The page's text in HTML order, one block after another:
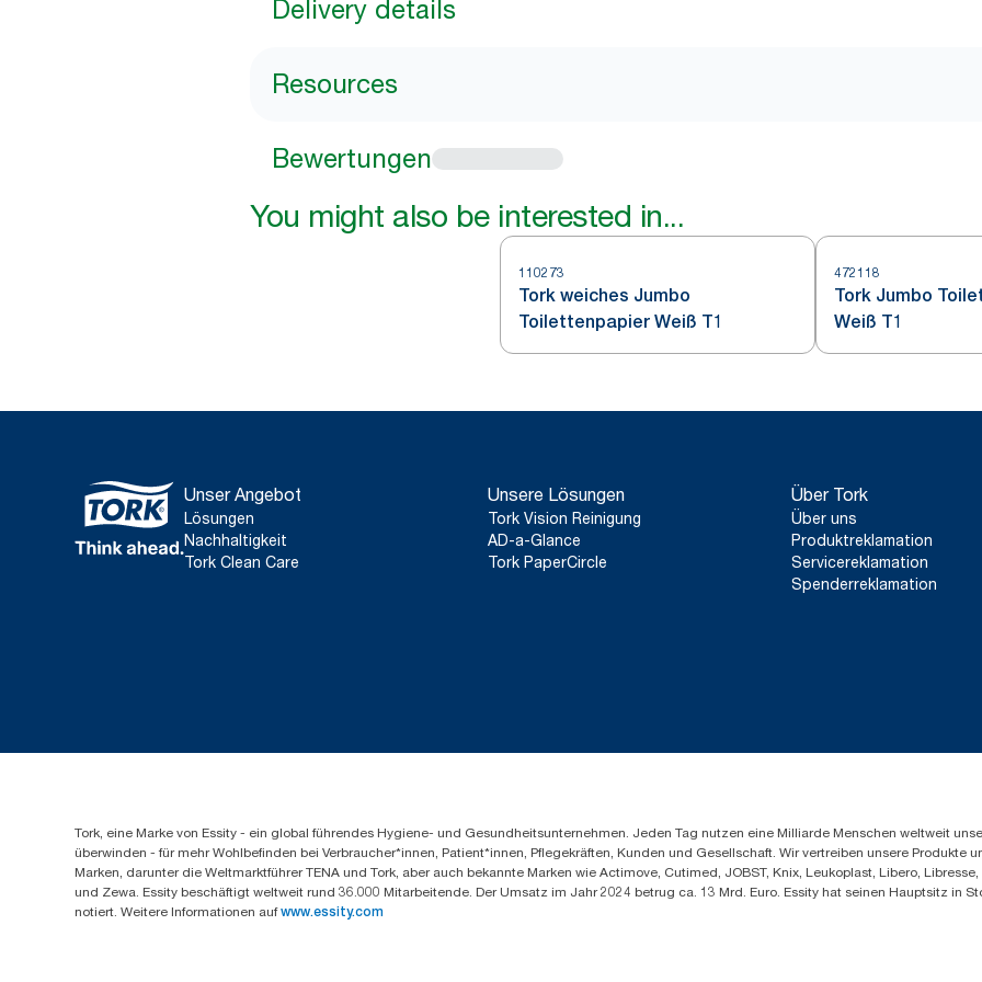
Delivery details
Resources
Bewertungen
You might also be interested in...
110273
Tork weiches Jumbo
Toilettenpapier Weiß T1
472118
Tork Jumbo
Weiß T1
Unser Angebot
Lösungen
Nachhaltigkeit
Tork Clean Care
Unsere Lösungen
Tork Vision Reinigung
AD-a-Glance
Tork PaperCircle
Über Tork
Über uns
Produktreklamation
Servicereklamation
Spenderreklamation
Tork, eine Marke von Essity - ein global führendes Hygiene- und Gesundheitsunternehmen. Jeden Tag nutzen eine Milliarde Menschen weltweit
überwinden - für mehr Wohlbefinden bei Verbraucher*innen, Patient*innen, Pflegekräften, Kunden und Gesellschaft. Wir vertreiben unsere Produkte
Marken, darunter die Weltmarktführer TENA und Tork, aber auch bekannte Marken wie Actimove, Cutimed, JOBST, Knix, Leukoplast, Libero,
und Zewa. Essity beschäftigt weltweit rund 36.000 Mitarbeitende. Der Umsatz im Jahr 2024 betrug ca. 13 Mrd. Euro. Essity hat seinen Hauptsitz in
notiert. Weitere Informationen auf www.essity.com